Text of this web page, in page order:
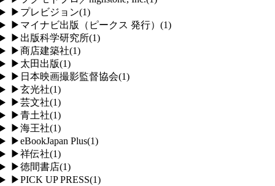
▶ プレビジョン(1)
▶ マイナビ出版（ピークス 発行） (1)
▶ 出版科学研究所(1)
▶商店建築社(1)
▶ 太田出版(1)
▶ 日本映画撮影監督協会(1)
▶玄光社(1)
▶芸文社(1)
▶青土社(1)
▶海王社(1)
▶eBookJapan Plus(1)
▶祥伝社(1)
▶徳間書店(1)
▶PICK UP PRESS(1)